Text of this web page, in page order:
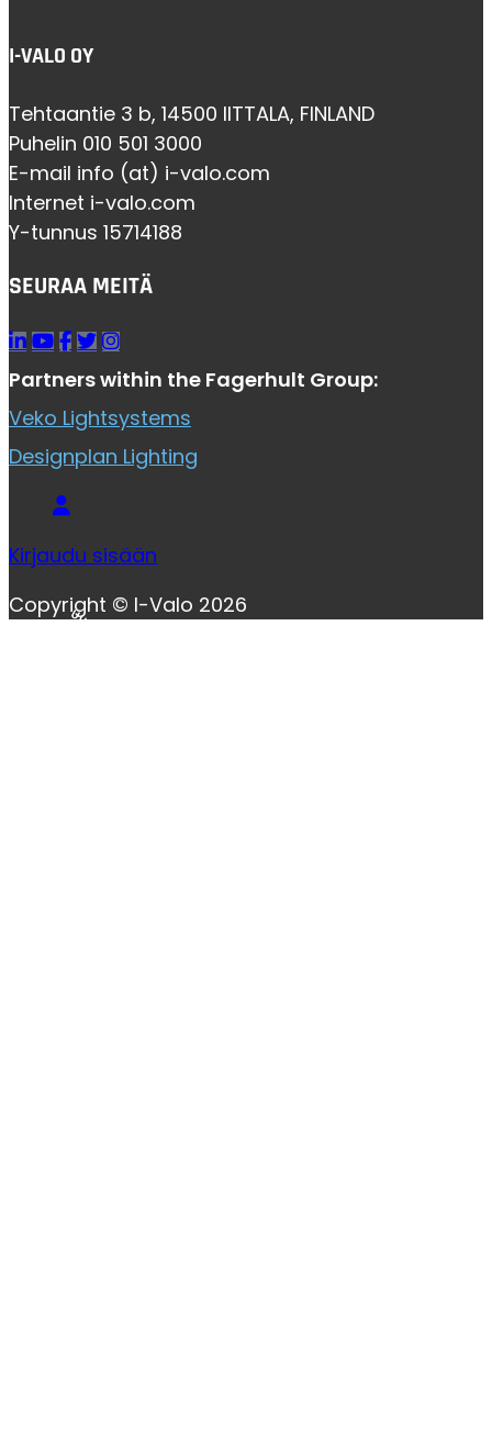
Uusi!
Uusi!
Uusi!
I-VALO OY
Tehtaantie 3 b, 14500 IITTALA, FINLAND
Puhelin 010 501 3000
E-mail info (at) i-valo.com
Internet i-valo.com
Y-tunnus 15714188
SEURAA MEITÄ
Partners within the Fagerhult Group:
Veko Lightsystems
Designplan Lighting
Kirjaudu sisään
Copyright © I-Valo 2026